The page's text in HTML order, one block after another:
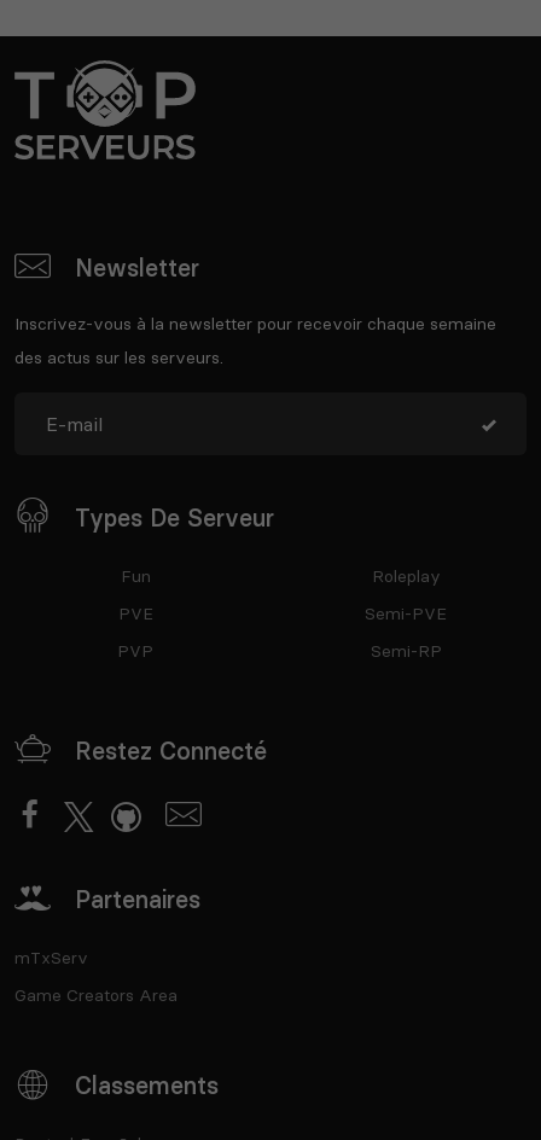
Newsletter
Inscrivez-vous à la newsletter pour recevoir chaque semaine
des actus sur les serveurs.
Types De Serveur
Fun
PVE
PVP
Roleplay
Semi-PVE
Semi-RP
Restez Connecté
Partenaires
mTxServ
Game Creators Area
Classements